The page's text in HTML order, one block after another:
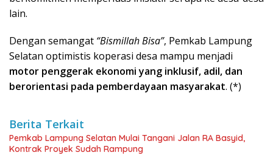
lain.
Dengan semangat “Bismillah Bisa”, Pemkab Lampung
Selatan optimistis koperasi desa mampu menjadi
motor penggerak ekonomi yang inklusif, adil, dan
berorientasi pada pemberdayaan masyarakat. (*)
Berita Terkait
Pemkab Lampung Selatan Mulai Tangani Jalan RA Basyid,
Kontrak Proyek Sudah Rampung